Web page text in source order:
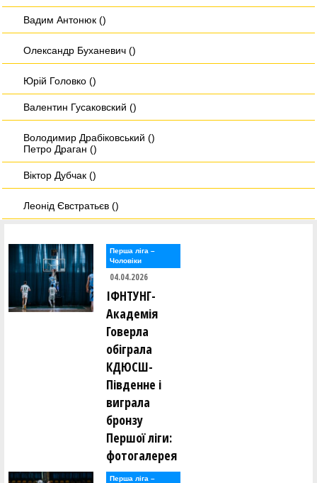
Вадим Антонюк ()
Олександр Буханевич ()
Юрій Головко ()
Валентин Гусаковский ()
Володимир Драбіковський ()
Петро Драган ()
Віктор Дубчак ()
Леонід Євстратьєв ()
Василь Зозуля ()
Олександр Іванов ()
Володимир Карпухін ()
Наталія Козорєзова ()
Валерій Лапшинов ()
Олександр Логвінов ()
Перша лiга –
Чоловiки
04.04.2026
ІФНТУНГ-
Академія
Говерла
обіграла
КДЮСШ-
Південне і
виграла
бронзу
Першої ліги:
фотогалерея
Перша лiга –